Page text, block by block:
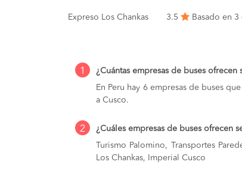
Expreso Los Chankas
3.5 Basado en 3
1
¿Cuántas empresas de buses
En Peru hay 6 empresas de buses
a Cusco.
2
¿Cuáles empresas de buses ofrecen
Turismo Palomino, Transportes
Los Chankas, Imperial Cusco